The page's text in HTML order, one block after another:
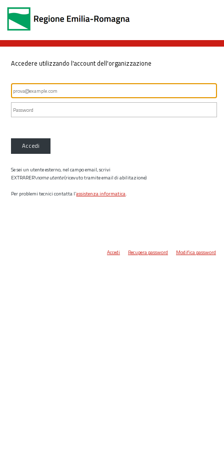
Accedere utilizzando l'account dell'organizzazione
Accedi
Se sei un utente esterno, nel campo email, scrivi
EXTRARER\nome utente(ricevuto tramite email di abilitazione)
Per problemi tecnici contatta l’assistenza informatica.
Accedi Recupera password Modifica password